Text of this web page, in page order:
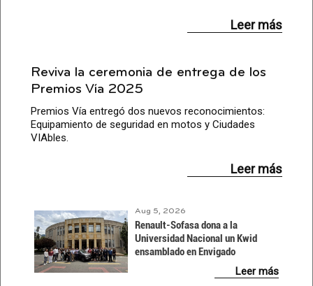
Leer más
Reviva la ceremonia de entrega de los
Premios Vía 2025
Premios Vía entregó dos nuevos reconocimientos:
Equipamiento de seguridad en motos y Ciudades
VIAbles.
Leer más
Aug 5, 2026
Renault-Sofasa dona a la
Universidad Nacional un Kwid
ensamblado en Envigado
Leer más